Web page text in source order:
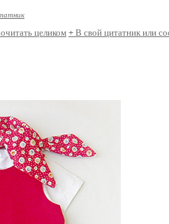
целиком+ В свой цитатник или